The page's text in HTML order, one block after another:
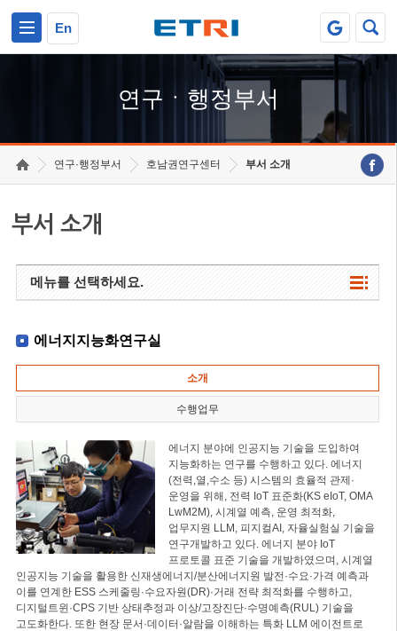
En
연구ㆍ행정부서
연구·행정부서 호남권연구센터 부서 소개
부서 소개
메뉴를 선택하세요.
에너지지능화연구실
소개
수행업무
에너지 분야에 인공지능 기술을 도입하여
지능화하는 연구를 수행하고 있다. 에너지
(전력,열,수소 등) 시스템의 효율적 관제·
운영을 위해, 전력 IoT 표준화(KS eIoT, OMA
LwM2M), 시계열 예측, 운영 최적화,
업무지원 LLM, 피지컬AI, 자율실험실 기술을
연구개발하고 있다. 에너지 분야 IoT
프로토콜 표준 기술을 개발하였으며, 시계열
인공지능 기술을 활용한 신재생에너지/분산에너지원 발전·수요·가격 예측과
이를 연계한 ESS 스케줄링·수요자원(DR)·거래 전략 최적화를 수행하고,
디지털트윈·CPS 기반 상태추정과 이상/고장진단·수명예측(RUL) 기술을
고도화한다. 또한 현장 문서·데이터·알람을 이해하는 특화 LLM 에이전트로